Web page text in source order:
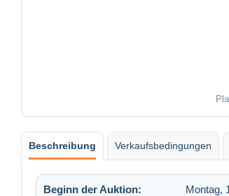
Beschreibung Verkaufsbedingungen
Beginn der Auktion: Montag,